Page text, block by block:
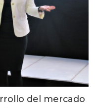
del mercado